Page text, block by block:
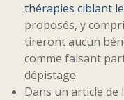
thérapies ciblant
proposés, y
tireront aucun
comme faisant
dépistage.
Dans un article de